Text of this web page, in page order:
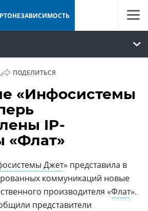
ПОДЕЛИТЬСЯ
«Инфосистемы
IP-
«Флат»
Джет» представила в
коммуникаций новые
производителя «Флат».
представители